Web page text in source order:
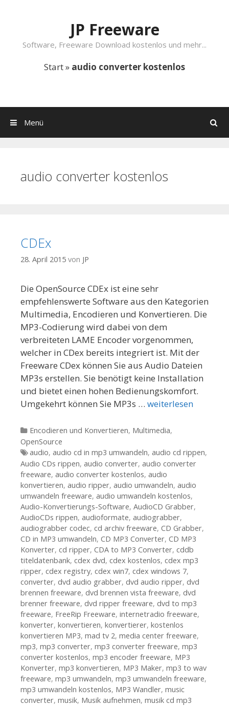
JP Freeware
Software, Freeware Download kostenlos und mehr...
Start» audio converter kostenlos
Suchen
Menü
audio converter kostenlos
CDEx
28. April 2015 von JP
Die OpenSource CDEx ist eine sehr
empfehlenswerte Software aus den Kategorien
Multimedia, Encodieren und Konvertieren. Die
MP3-Codierung wird dabei von dem
verbreiteten LAME Encoder vorgenommen,
welcher in CDex bereits integriert ist. Mit der
Freeware CDex können Sie aus Audio Dateien
MP3s erstellen. Sie benötigt keine Installation
und bietet einen hohen Bedienungskomfort.
Umgekehrt können Sie MP3s … weiterlesen
Kategorien
Encodieren und Konvertieren, Multimedia,
OpenSource
Tags
audio, audio cd in mp3 umwandeln, audio cd rippen,
Audio CDs rippen, audio converter, audio converter
freeware, audio converter kostenlos, audio
konvertieren, audio ripper, audio umwandeln, audio
umwandeln freeware, audio umwandeln kostenlos,
Audio-Konvertierungs-Software, AudioCD Grabber,
AudioCDs rippen, audioformate, audiograbber,
audiograbber codec, cd archiv freeware, CD Grabber,
CD in MP3 umwandeln, CD MP3 Converter, CD MP3
Konverter, cd ripper, CDA to MP3 Converter, cddb
titeldatenbank, cdex dvd, cdex kostenlos, cdex mp3
ripper, cdex registry, cdex win7, cdex windows 7,
converter, dvd audio grabber, dvd audio ripper, dvd
brennen freeware, dvd brennen vista freeware, dvd
brenner freeware, dvd ripper freeware, dvd to mp3
freeware, FreeRip Freeware, internetradio freeware,
konverter, konvertieren, konvertierer, kostenlos
konvertieren MP3, mad tv 2, media center freeware,
mp3, mp3 converter, mp3 converter freeware, mp3
converter kostenlos, mp3 encoder freeware, MP3
Konverter, mp3 konvertieren, MP3 Maker, mp3 to wav
freeware, mp3 umwandeln, mp3 umwandeln freeware,
mp3 umwandeln kostenlos, MP3 Wandler, music
converter, musik, Musik aufnehmen, musik cd mp3